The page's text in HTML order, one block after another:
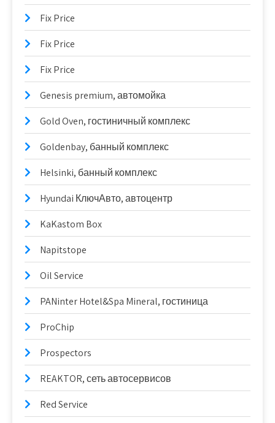
Fix Price
Fix Price
Fix Price
Genesis premium, автомойка
Gold Oven, гостиничный комплекс
Goldenbay, банный комплекс
Helsinki, банный комплекс
Hyundai КлючАвто, автоцентр
KaKastom Box
Napitstope
Oil Service
PANinter Hotel&Spa Mineral, гостиница
ProChip
Prospectors
REAKTOR, сеть автосервисов
Red Service